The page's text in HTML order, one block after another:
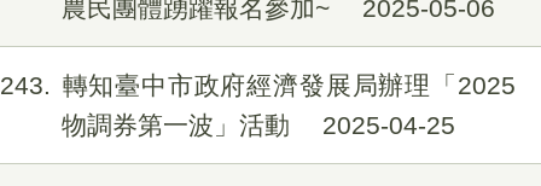
農民團體踴躍報名參加~
2025-05-06
243
轉知臺中市政府經濟發展局辦理「2025
物調券第一波」活動
2025-04-25